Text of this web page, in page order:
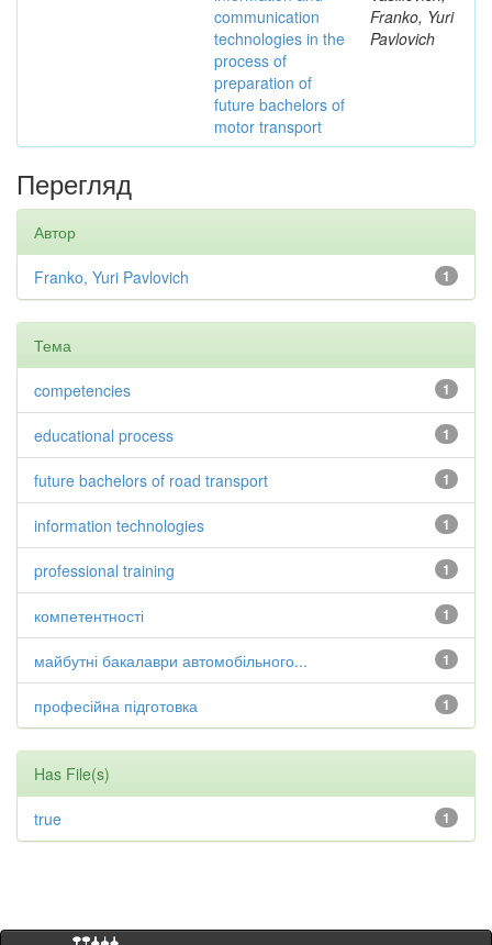
communication
technologies in the
process of
preparation of
future bachelors of
motor transport
Franko, Yuri
Pavlovich
Перегляд
Автор
1
Franko, Yuri Pavlovich
Тема
1
competencies
1
educational process
1
future bachelors of road transport
1
information technologies
1
professional training
1
компетентності
1
майбутні бакалаври автомобільного...
1
професійна підготовка
Has File(s)
1
true